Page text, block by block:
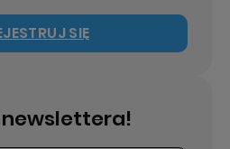
SIĘ
newslettera!